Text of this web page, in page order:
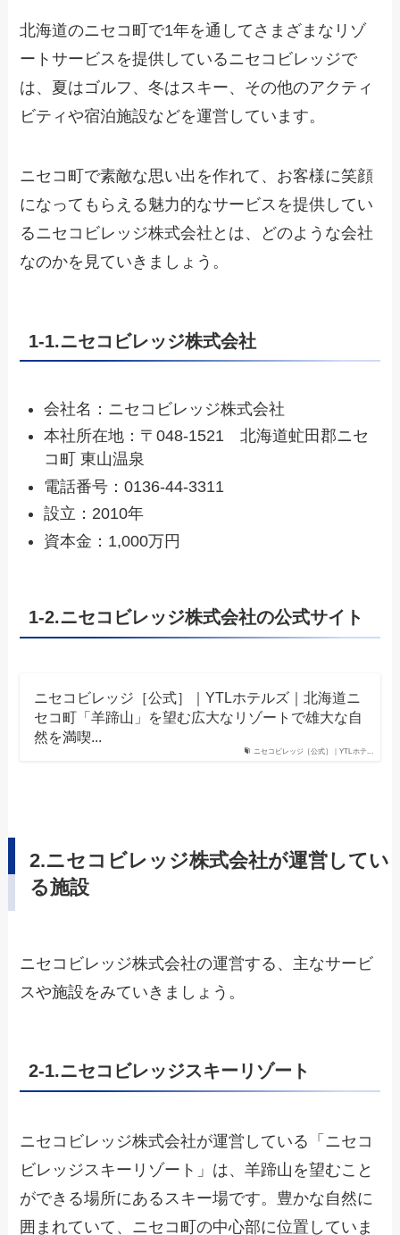
北海道のニセコ町で1年を通してさまざまなリゾ
ートサービスを提供しているニセコビレッジで
は、夏はゴルフ、冬はスキー、その他のアクティ
ビティや宿泊施設などを運営しています。
ニセコ町で素敵な思い出を作れて、お客様に笑顔
になってもらえる魅力的なサービスを提供してい
るニセコビレッジ株式会社とは、どのような会社
なのかを見ていきましょう。
1-1.ニセコビレッジ株式会社
会社名：ニセコビレッジ株式会社
本社所在地：〒048-1521 北海道虻田郡ニセ
コ町 東山温泉
電話番号：0136-44-3311
設立：2010年
資本金：1,000万円
1-2.ニセコビレッジ株式会社の公式サイト
ニセコビレッジ［公式］｜YTLホテ...
ニセコビレッジ［公式］｜YTLホテルズ｜北海道ニ
セコ町「羊蹄山」を望む広大なリゾートで雄大な自
然を満喫...
2.ニセコビレッジ株式会社が運営してい
る施設
ニセコビレッジ株式会社の運営する、主なサービ
スや施設をみていきましょう。
2-1.ニセコビレッジスキーリゾート
ニセコビレッジ株式会社が運営している「ニセコ
ビレッジスキーリゾート」は、羊蹄山を望むこと
ができる場所にあるスキー場です。豊かな自然に
囲まれていて、ニセコ町の中心部に位置していま